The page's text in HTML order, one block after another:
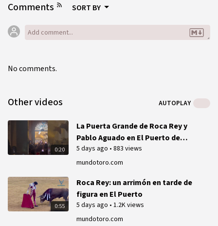
Comments SORT BY
No comments.
Other videos AUTOPLAY
0:20
mundotoro.com
La Puerta Grande de Roca Rey y
Pablo Aguado en El Puerto de
Santa María
5 days ago • 883 views
0:55
mundotoro.com
Roca Rey: un arrimón en tarde de
figura en El Puerto
5 days ago • 1.2K views